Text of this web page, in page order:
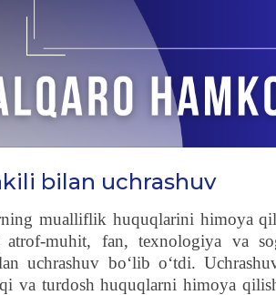
bilan uchrashuv
mualliflik huquqlarini himoya
atrof-muhit, fan, texnologiya va
uchrashuv bo‘lib o‘tdi.
va turdosh huquqlarni himoya